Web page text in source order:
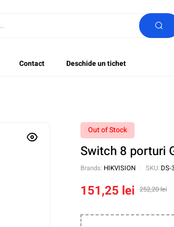
Contact Deschide un tichet
Out of Stock
Switch 8 porturi
Brands: HIKVISION SKU: DS-
252,20lei
151,25 lei